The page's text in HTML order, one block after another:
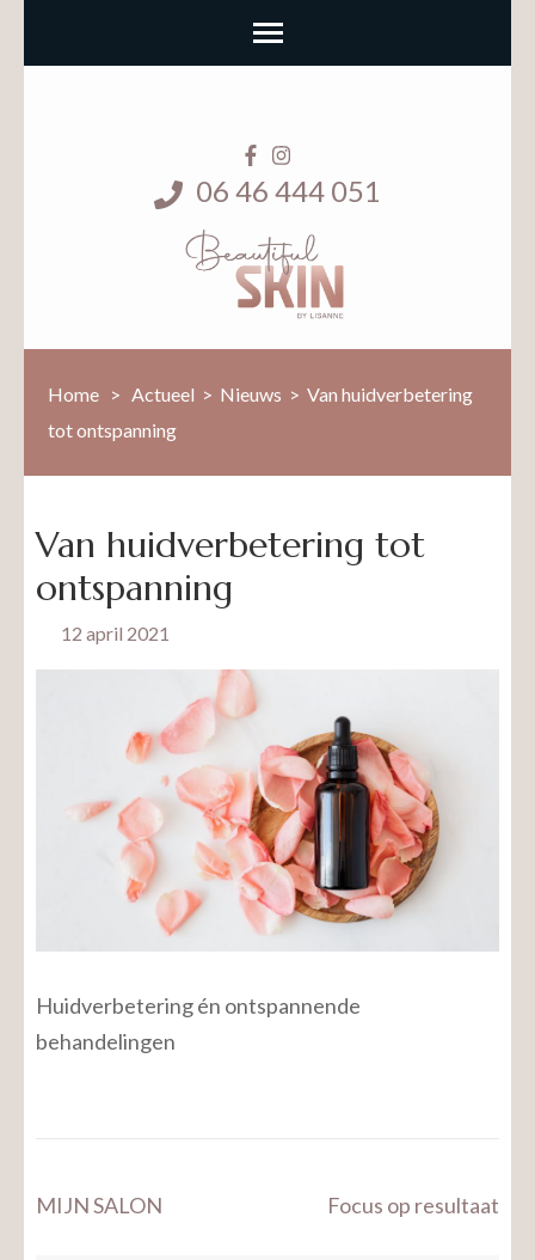
06 46 444 051
Home > Actueel > Nieuws > Van huidverbetering
tot ontspanning
Van huidverbetering tot
ontspanning
12 april 2021
Huidverbetering én ontspannende
behandelingen
Bericht
MIJN SALON Focus op resultaat